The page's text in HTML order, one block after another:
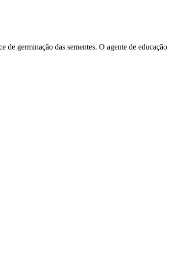
germinação das sementes. O agente de educação